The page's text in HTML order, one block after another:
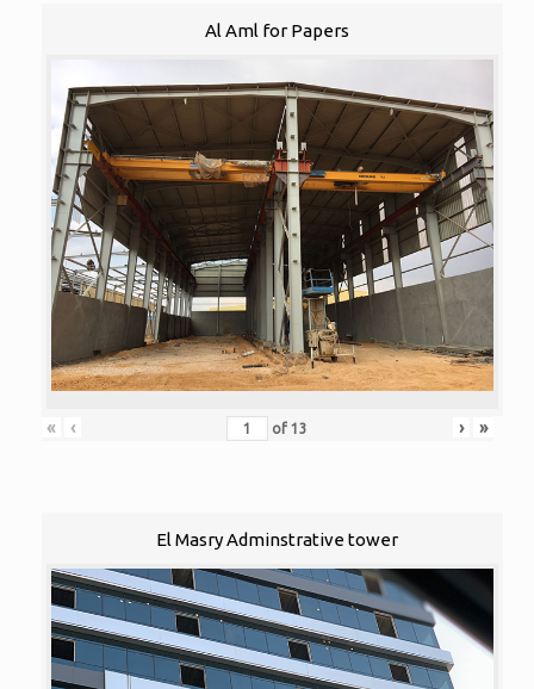
Al Aml for Papers
« ‹ of 13 › »
El Masry Adminstrative tower